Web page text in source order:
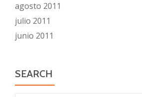
agosto 2011
julio 2011
junio 2011
SEARCH